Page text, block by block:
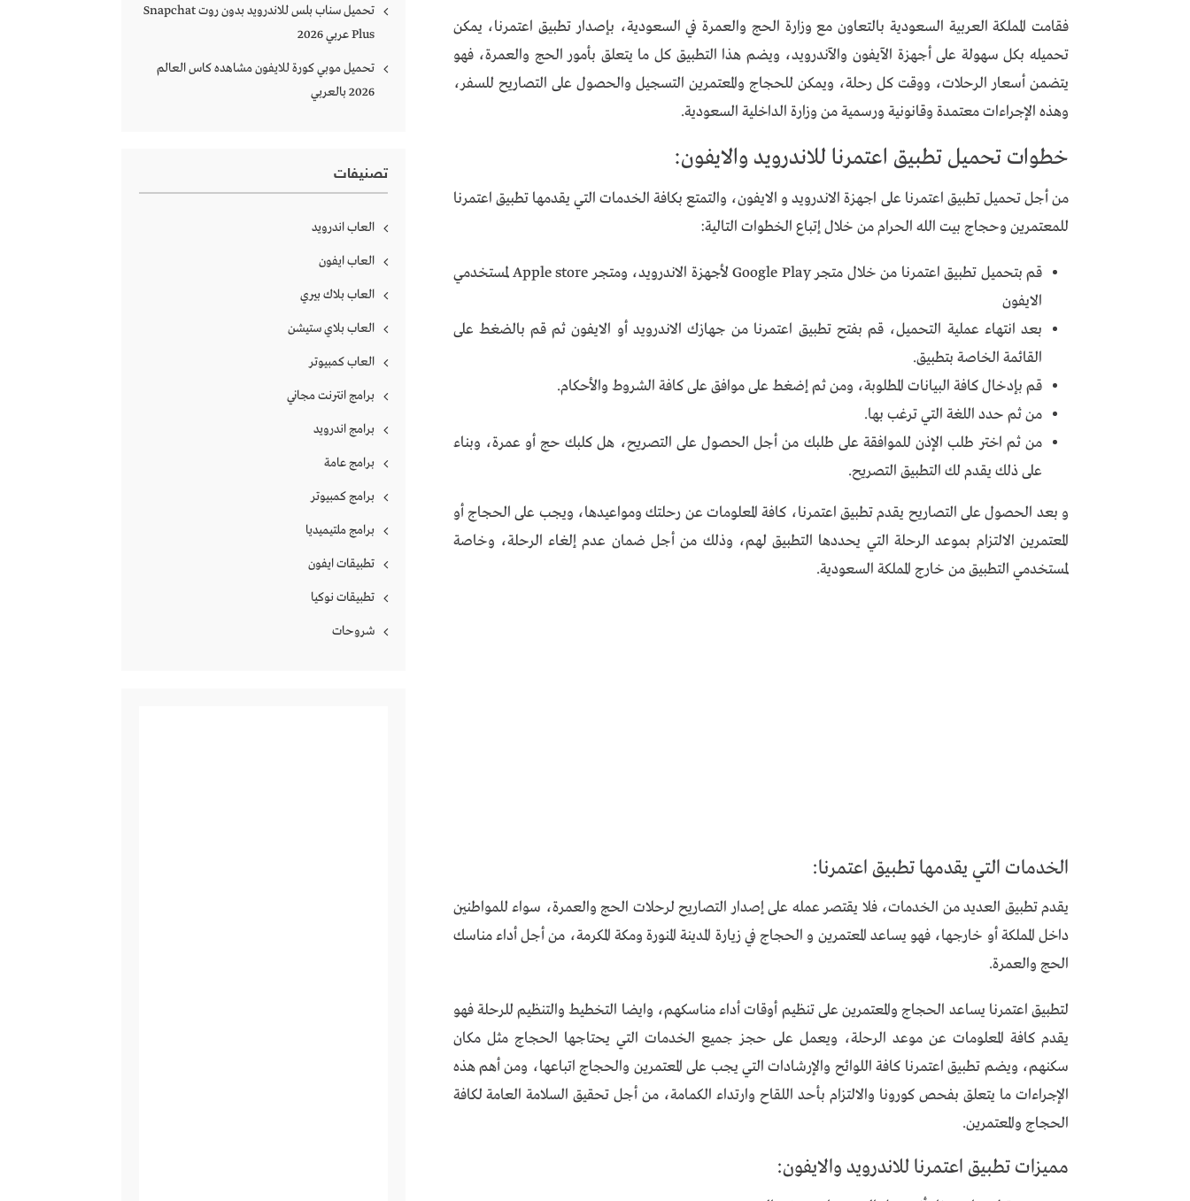
فقامت المملكة العربية السعودية بالتعاون مع وزارة الحج والعمرة في السعودية، بإصدار تطبيق اعتمرنا، يمكن
تحميله بكل سهولة على أجهزة الآيفون والآندرويد، ويضم هذا التطبيق كل ما يتعلق بأمور الحج والعمرة، فهو
يتضمن أسعار الرحلات، ووقت كل رحلة، ويمكن للحجاج والمعتمرين التسجيل والحصول على التصاريح للسفر،
وهذه الإجراءات معتمدة وقانونية ورسمية من وزارة الداخلية السعودية.
خطوات تحميل تطبيق اعتمرنا للاندرويد والايفون:
من أجل تحميل تطبيق اعتمرنا على اجهزة الاندرويد و الايفون، والتمتع بكافة الخدمات التي يقدمها تطبيق اعتمرنا
للمعتمرين وحجاج بيت الله الحرام من خلال إتباع الخطوات التالية:
قم بتحميل تطبيق اعتمرنا من خلال متجر Google Play لأجهزة الاندرويد، ومتجر Apple store لمستخدمي
الايفون
بعد انتهاء عملية التحميل، قم بفتح تطبيق اعتمرنا من جهازك الاندرويد أو الايفون ثم قم بالضغط على
القائمة الخاصة بتطبيق.
قم بإدخال كافة البيانات المطلوبة، ومن ثم إضغط على موافق على كافة الشروط والأحكام.
من ثم حدد اللغة التي ترغب بها.
من ثم اختر طلب الإذن للموافقة على طلبك من أجل الحصول على التصريح، هل كلبك حج أو عمرة، وبناء
على ذلك يقدم لك التطبيق التصريح.
و بعد الحصول على التصاريح يقدم تطبيق اعتمرنا، كافة المعلومات عن رحلتك ومواعيدها، ويجب على الحجاج أو
المعتمرين الالتزام بموعد الرحلة التي يحددها التطبيق لهم، وذلك من أجل ضمان عدم إلغاء الرحلة، وخاصة
لمستخدمي التطبيق من خارج المملكة السعودية.
الخدمات التي يقدمها تطبيق اعتمرنا:
يقدم تطبيق العديد من الخدمات، فلا يقتصر عمله على إصدار التصاريح لرحلات الحج والعمرة، سواء للمواطنين
داخل المملكة أو خارجها، فهو يساعد المعتمرين و الحجاج في زيارة المدينة المنورة ومكة المكرمة، من أجل أداء مناسك
الحج والعمرة.
لتطبيق اعتمرنا يساعد الحجاج والمعتمرين على تنظيم أوقات أداء مناسكهم، وايضا التخطيط والتنظيم للرحلة فهو
يقدم كافة المعلومات عن موعد الرحلة، ويعمل على حجز جميع الخدمات التي يحتاجها الحجاج مثل مكان
سكنهم، ويضم تطبيق اعتمرنا كافة اللوائح والإرشادات التي يجب على المعتمرين والحجاج اتباعها، ومن أهم هذه
الإجراءات ما يتعلق بفحص كورونا والالتزام بأحد اللقاح وارتداء الكمامة، من أجل تحقيق السلامة العامة لكافة
الحجاج والمعتمرين.
مميزات تطبيق اعتمرنا للاندرويد والايفون:
تحميل سناب بلس للاندرويد بدون روت Snapchat
Plus‏ عربي 2026
تحميل موبي كورة للايفون مشاهده كاس العالم
2026 بالعربي
تصنيفات
العاب اندرويد
العاب ايفون
العاب بلاك بيري
العاب بلاي ستيشن
العاب كمبيوتر
برامج انترنت مجاني
برامج اندرويد
برامج عامة
برامج كمبيوتر
برامج ملتيميديا
تطبيقات ايفون
تطبيقات نوكيا
شروحات